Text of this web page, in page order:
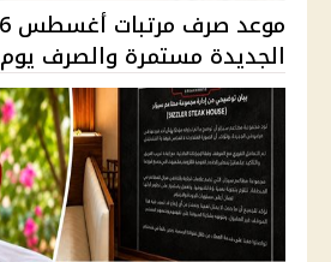
الجديدة مستمرة والصرف يوم 23 والح...